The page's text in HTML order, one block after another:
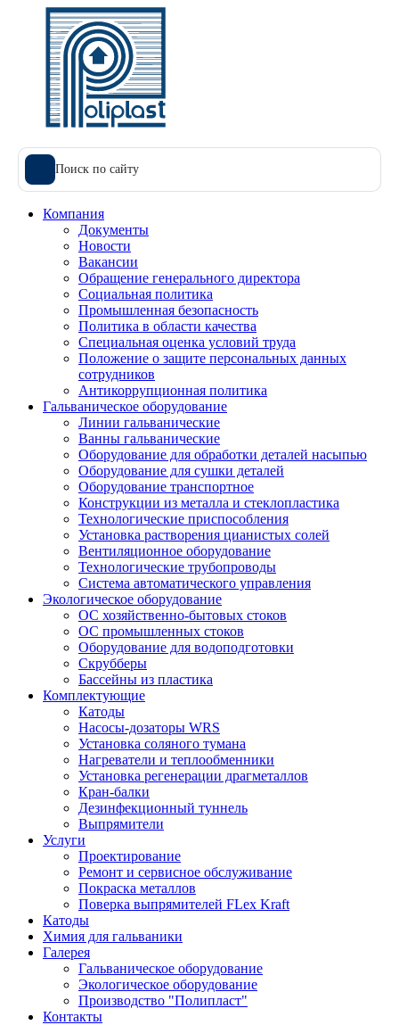
Поиск по сайту
Компания
Документы
Новости
Вакансии
Обращение генерального директора
Социальная политика
Промышленная безопасность
Политика в области качества
Специальная оценка условий труда
Положение о защите персональных данных
сотрудников
Антикоррупционная политика
Гальваническое оборудование
Линии гальванические
Ванны гальванические
Оборудование для обработки деталей насыпью
Оборудование для сушки деталей
Оборудование транспортное
Конструкции из металла и стеклопластика
Технологические приспособления
Установка растворения цианистых солей
Вентиляционное оборудование
Технологические трубопроводы
Система автоматического управления
Экологическое оборудование
ОС хозяйственно-бытовых стоков
ОС промышленных стоков
Оборудование для водоподготовки
Скрубберы
Бассейны из пластика
Комплектующие
Катоды
Насосы-дозаторы WRS
Установка соляного тумана
Нагреватели и теплообменники
Установка регенерации драгметаллов
Кран-балки
Дезинфекционный туннель
Выпрямители
Услуги
Проектирование
Ремонт и сервисное обслуживание
Покраска металлов
Поверка выпрямителей FLex Kraft
Катоды
Химия для гальваники
Галерея
Гальваническое оборудование
Экологическое оборудование
Производство "Полипласт"
Контакты